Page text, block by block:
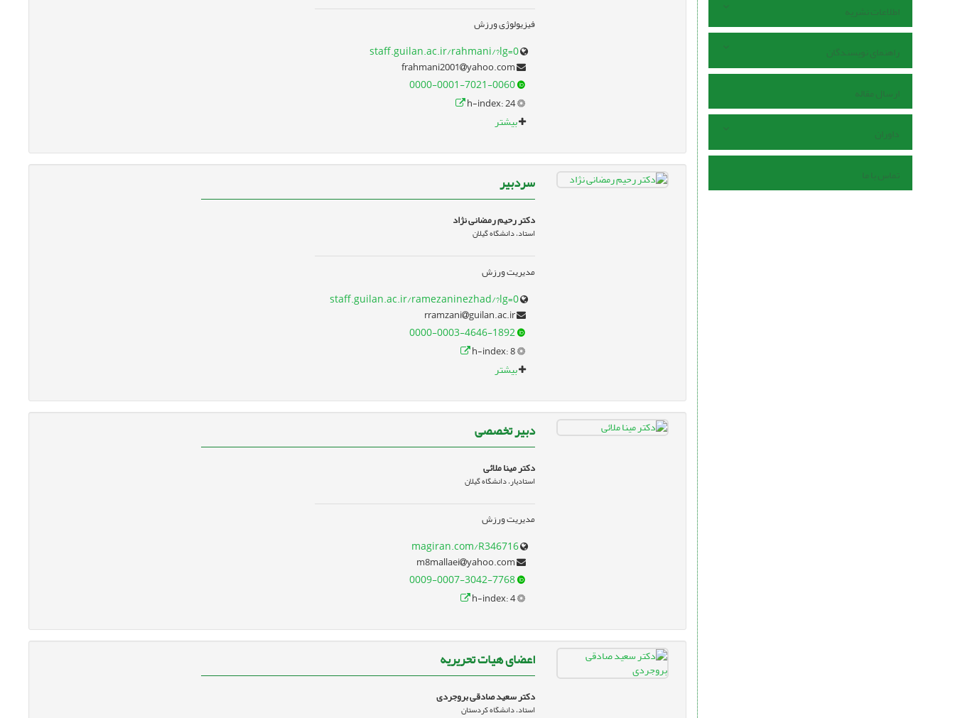
اطلاعات نشریه
راهنمای نویسندگان
ارسال مقاله
داوران
تماس با ما
فیزیولوژی ورزش
staff.guilan.ac.ir/rahmani/?lg=0
frahmani2001
yahoo.com
0000-0001-7021-0060
h-index: 24
بیشتر
سردبیر
دکتر رحیم رمضانی نژاد
استاد، دانشگاه گیلان
مدیریت ورزش
staff.guilan.ac.ir/ramezaninezhad/?lg=0
rramzani
guilan.ac.ir
0000-0003-4646-1892
بیشتر
دبیر تخصصی
دکتر مینا ملائی
استادیار، دانشگاه گیلان
مدیریت ورزش
magiran.com/R346716
m8mallaei
yahoo.com
0009-0007-3042-7768
h-index: 4
اعضای هیات تحریریه
دکتر سعید صادقی بروجردی
استاد، دانشگاه کردستان